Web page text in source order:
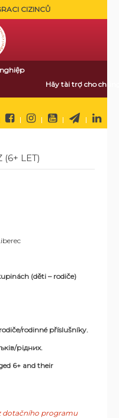
CIZINCŮ
Hãy tài trợ cho
LET)
(děti – rodiče)
rodinné příslušníky.
рідних.
6+ and their
dotačního programu